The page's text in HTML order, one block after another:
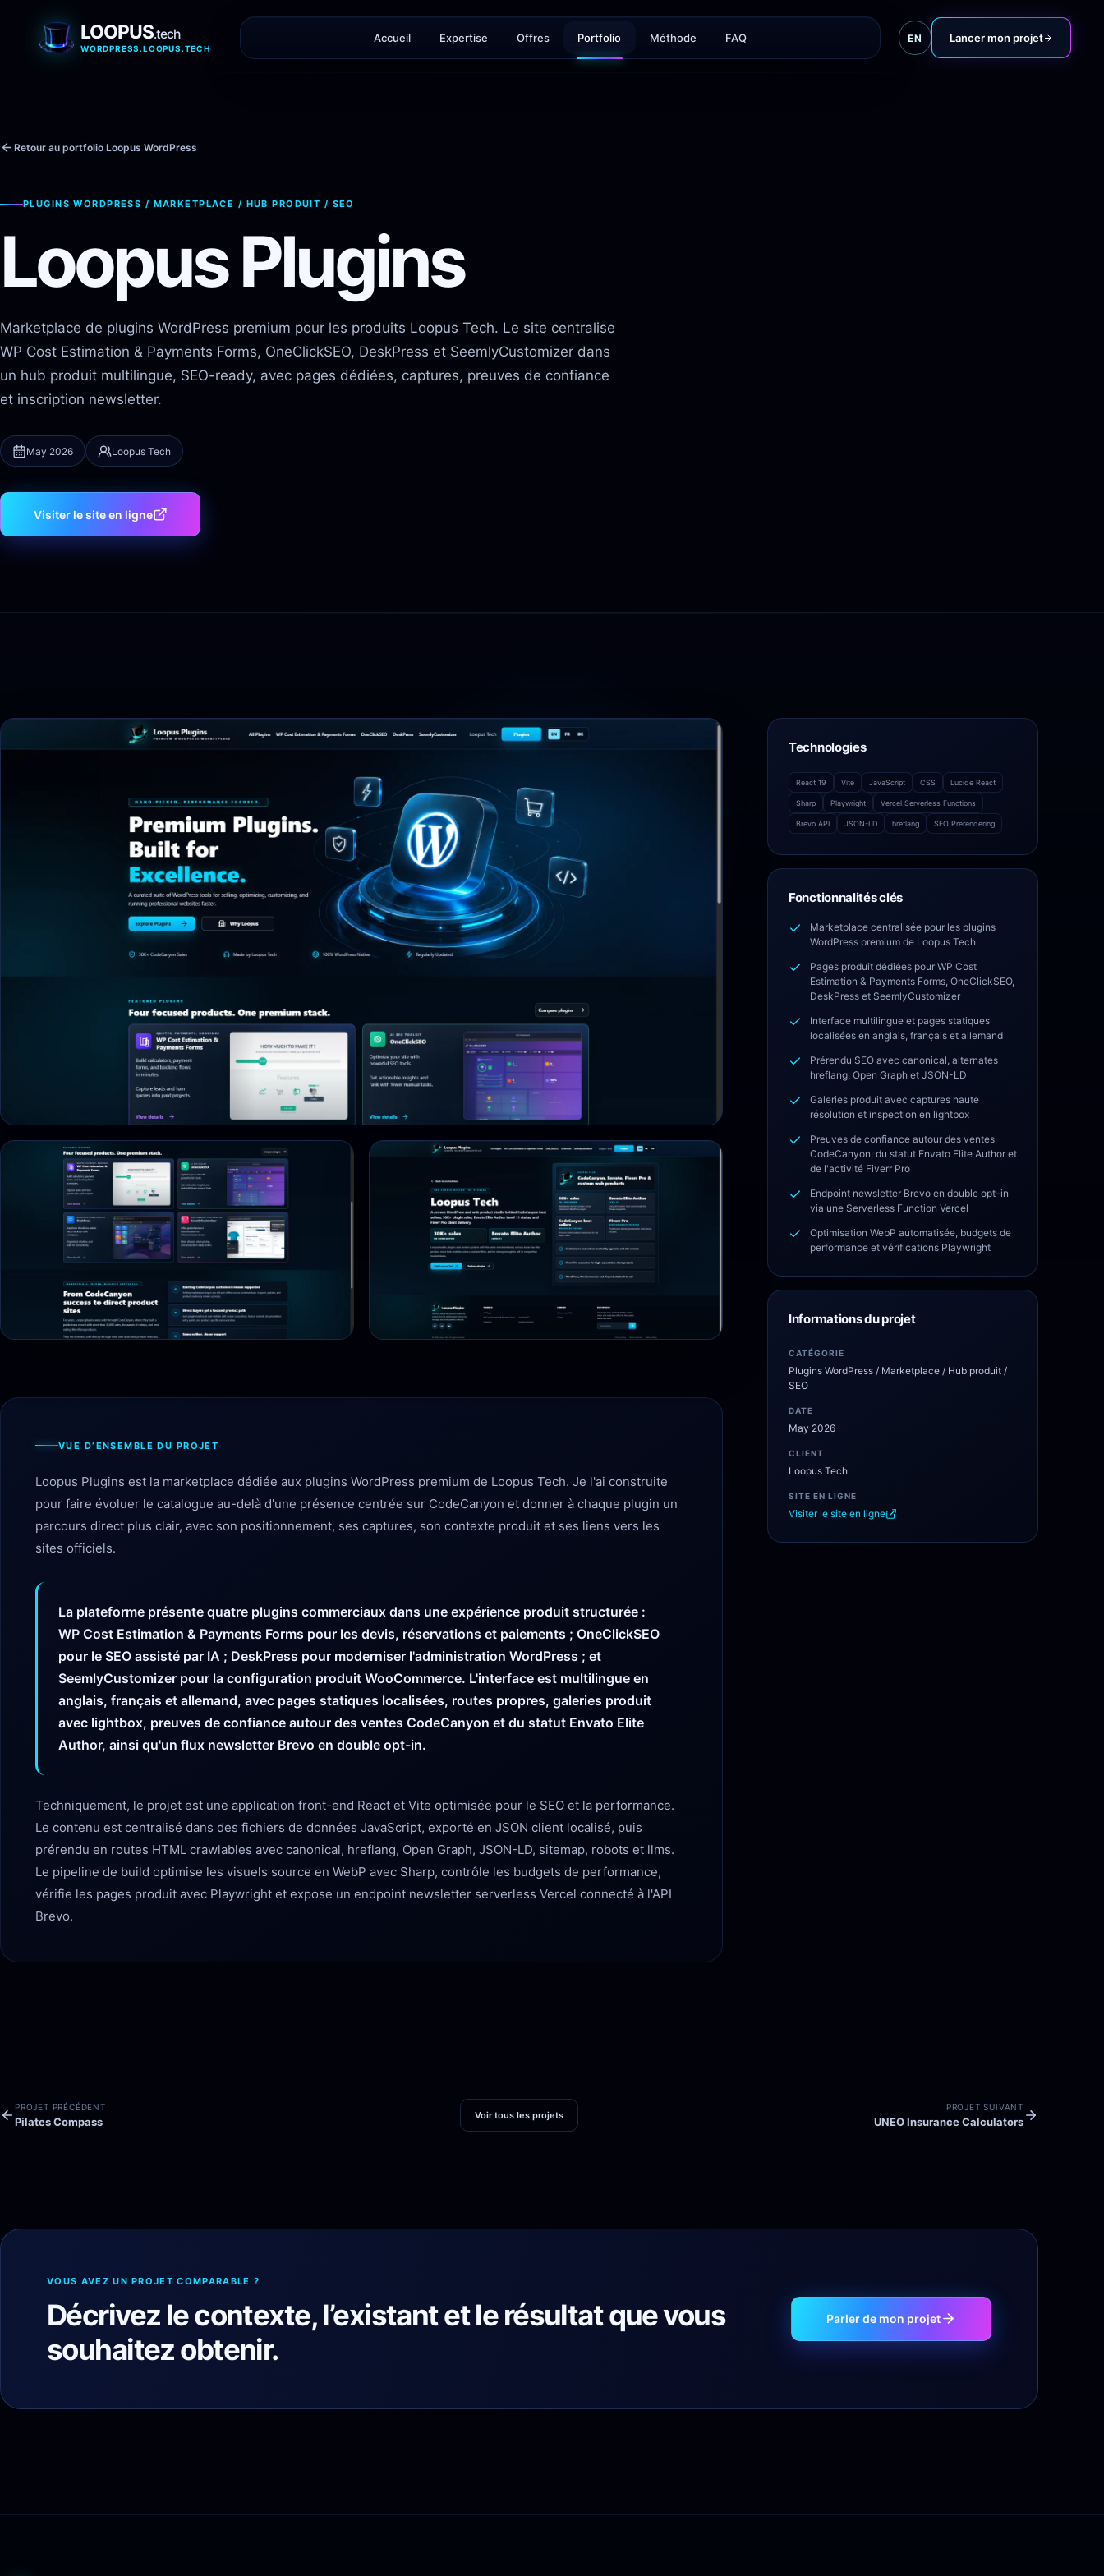
LOOPUS.tech
WORDPRESS.LOOPUS.TECH
Accueil Expertise Offres Portfolio Méthode FAQ EN Lancer mon projet
Retour au portfolio Loopus WordPress
PLUGINS WORDPRESS / MARKETPLACE / HUB PRODUIT / SEO
Loopus Plugins
Marketplace de plugins WordPress premium pour les produits Loopus Tech. Le site centralise
WP Cost Estimation & Payments Forms, OneClickSEO, DeskPress et SeemlyCustomizer dans
un hub produit multilingue, SEO-ready, avec pages dédiées, captures, preuves de confiance
et inscription newsletter.
May 2026 Loopus Tech
Visiter le site en ligne
VUE D’ENSEMBLE DU PROJET
Loopus Plugins est la marketplace dédiée aux plugins WordPress premium de Loopus Tech. Je l'ai construite
pour faire évoluer le catalogue au-delà d'une présence centrée sur CodeCanyon et donner à chaque plugin un
parcours direct plus clair, avec son positionnement, ses captures, son contexte produit et ses liens vers les
sites officiels.
La plateforme présente quatre plugins commerciaux dans une expérience produit structurée :
WP Cost Estimation & Payments Forms pour les devis, réservations et paiements ; OneClickSEO
pour le SEO assisté par IA ; DeskPress pour moderniser l'administration WordPress ; et
SeemlyCustomizer pour la configuration produit WooCommerce. L'interface est multilingue en
anglais, français et allemand, avec pages statiques localisées, routes propres, galeries produit
avec lightbox, preuves de confiance autour des ventes CodeCanyon et du statut Envato Elite
Author, ainsi qu'un flux newsletter Brevo en double opt-in.
Techniquement, le projet est une application front-end React et Vite optimisée pour le SEO et la performance.
Le contenu est centralisé dans des fichiers de données JavaScript, exporté en JSON client localisé, puis
prérendu en routes HTML crawlables avec canonical, hreflang, Open Graph, JSON-LD, sitemap, robots et llms.
Le pipeline de build optimise les visuels source en WebP avec Sharp, contrôle les budgets de performance,
vérifie les pages produit avec Playwright et expose un endpoint newsletter serverless Vercel connecté à l'API
Brevo.
Technologies
React 19 Vite JavaScript CSS Lucide React
Sharp Playwright Vercel Serverless Functions
Brevo API JSON-LD hreflang SEO Prerendering
Fonctionnalités clés
Marketplace centralisée pour les plugins
WordPress premium de Loopus Tech
Pages produit dédiées pour WP Cost
Estimation & Payments Forms, OneClickSEO,
DeskPress et SeemlyCustomizer
Interface multilingue et pages statiques
localisées en anglais, français et allemand
Prérendu SEO avec canonical, alternates
hreflang, Open Graph et JSON-LD
Galeries produit avec captures haute
résolution et inspection en lightbox
Preuves de confiance autour des ventes
CodeCanyon, du statut Envato Elite Author et
de l'activité Fiverr Pro
Endpoint newsletter Brevo en double opt-in
via une Serverless Function Vercel
Optimisation WebP automatisée, budgets de
performance et vérifications Playwright
Informations du projet
CATÉGORIE
Plugins WordPress / Marketplace / Hub produit /
SEO
DATE
May 2026
CLIENT
Loopus Tech
SITE EN LIGNE
Visiter le site en ligne
PROJET PRÉCÉDENT
Pilates Compass Voir tous les projets
PROJET SUIVANT
UNEO Insurance Calculators
VOUS AVEZ UN PROJET COMPARABLE ?
Décrivez le contexte, l’existant et le résultat que vous
souhaitez obtenir.
Parler de mon projet